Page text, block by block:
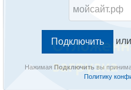
или
Нажимая Подключитьвы
Политику